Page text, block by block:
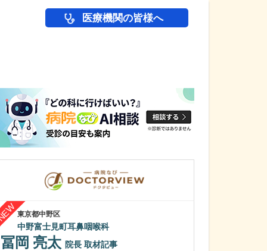
医療機関の皆様へ
東京都中野区
中野富士見町耳鼻咽喉科
冨岡 亮太 院長 取材記事